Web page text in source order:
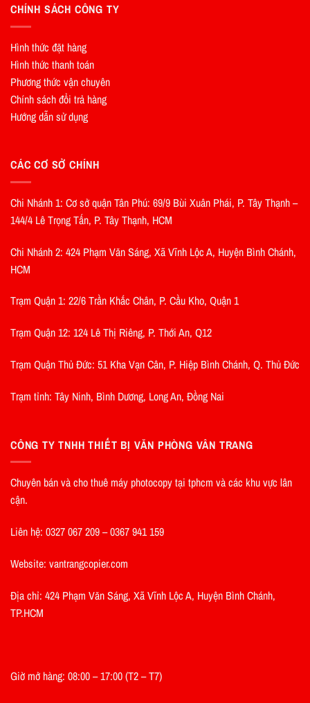
CHÍNH SÁCH CÔNG TY
Hình thức đặt hàng
Hình thức thanh toán
Phương thức vận chuyên
Chính sách đổi trả hàng
Hướng dẫn sử dụng
CÁC CƠ SỞ CHÍNH
Chi Nhánh 1: Cơ sở quận Tân Phú: 69/9 Bùi Xuân Phái, P. Tây Thạnh –
144/4 Lê Trọng Tấn, P. Tây Thạnh, HCM
Chi Nhánh 2: 424 Phạm Văn Sáng, Xã Vĩnh Lộc A, Huyện Bình Chánh,
HCM
Trạm Quận 1: 22/6 Trần Khắc Chân, P. Cầu Kho, Quận 1
Trạm Quận 12: 124 Lê Thị Riêng, P. Thới An, Q12
Trạm Quận Thủ Đức: 51 Kha Vạn Cân, P. Hiệp Bình Chánh, Q. Thủ Đức
Trạm tỉnh: Tây Ninh, Bình Dương, Long An, Đồng Nai
CÔNG TY TNHH THIẾT BỊ VĂN PHÒNG VÂN TRANG
Chuyên bán và cho thuê máy photocopy tại tphcm và các khu vực lân
cận.
Liên hệ: 0327 067 209 – 0367 941 159
Website: vantrangcopier.com
Địa chỉ: 424 Phạm Văn Sáng, Xã Vĩnh Lộc A, Huyện Bình Chánh,
TP.HCM
Giờ mở hàng: 08:00 – 17:00 (T2 – T7)